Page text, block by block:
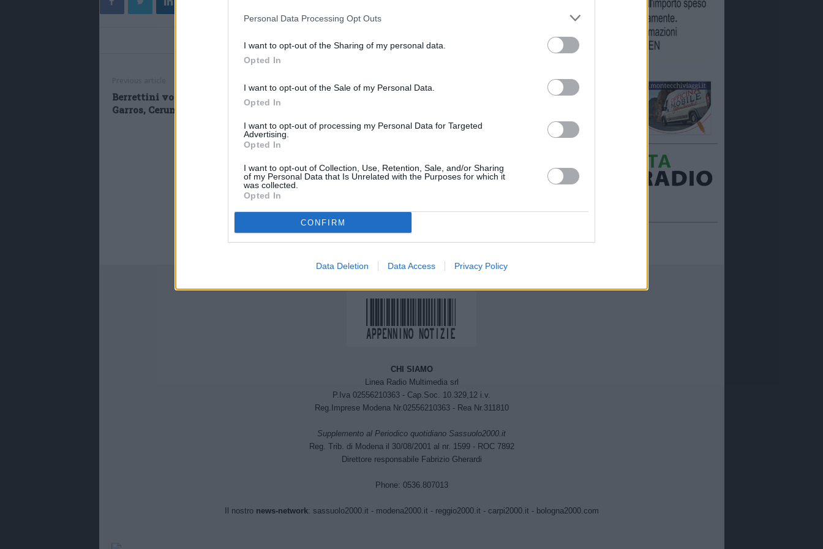
Personal Data Processing Opt Outs
I want to opt-out of the Sharing of my personal data.
Opted In
I want to opt-out of the Sale of my Personal Data.
Opted In
I want to opt-out of processing my Personal Data for Targeted
Advertising.
Opted In
I want to opt-out of Collection, Use, Retention, Sale, and/or Sharing
of my Personal Data that Is Unrelated with the Purposes for which it
was collected.
Opted In
CONFIRM
Data Deletion Data Access Privacy Policy
Berrettini vola ai quarti al Roland
Garros, Cerundolo battuto in tre set
CHI SIAMO
Linea Radio Multimedia srl
P.Iva 02556210363 - Cap.Soc. 10.329,12 i.v.
Reg.Imprese Modena Nr.02556210363 - Rea Nr.311810
Supplemento al Periodico quotidiano Sassuolo2000.it
Reg. Trib. di Modena il 30/08/2001 al nr. 1599 - ROC 7892
Direttore responsabile Fabrizio Gherardi
Phone: 0536.807013
Il nostro news-network: sassuolo2000.it- modena2000.it - reggio2000.it- carpi2000.it- bologna2000.com